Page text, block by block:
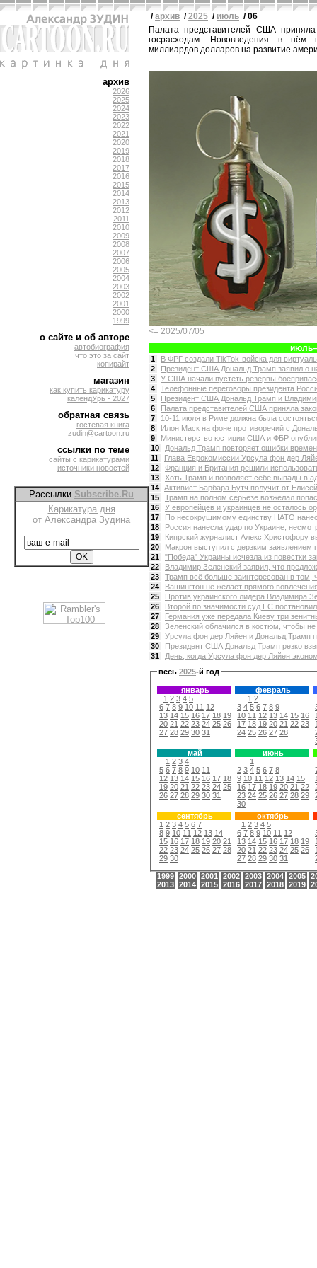
архив
2026
2025
2024
2023
2022
2021
2020
2019
2018
2017
2016
2015
2014
2013
2012
2011
2010
2009
2008
2007
2006
2005
2004
2003
2002
2001
2000
1999
о сайте и об авторе
автобиография
что это за сайт
копирайт
магазин
как купить карикатуру
календУрь - 2027
обратная связь
гостевая книга
zudin@cartoon.ru
ссылки по теме
сайты с карикатурами
источники новостей
Рассылки Subscribe.Ru
Карикатура дня
от Александра Зудина
/архив /2025 / июль / 06
Палата представителей США
госрасходам. Нововведения в нём
миллиардов долларов на развитие
<= 2025/07/05
1
В ФРГ создали TikTok-войска для
2
Президент США Дональд Трамп заявил о
3
У США начали пустеть резервы
4
Телефонные переговоры президента
5
Президент США Дональд Трамп и
6
Палата представителей США приняла
7
10-11 июля в Риме должна была
8
Илон Маск на фоне противоречий с
9
Министерство юстиции США и ФБР
10
Дональд Трамп повторяет ошибки
11
Глава Еврокомиссии Урсула фон дер
12
Франция и Британия решили
13
Хоть Трамп и позволяет себе выпады в
14 Aктивист Барбара Бутч получит от
15
Трамп на полном серьезе возжелал
16
У европейцев и украинцев не осталось
17
По несокрушимому единству НАТО
18
Россия нанесла удар по Украине,
19
Кипрский журналист Алекс Христофору
20
Макрон выступил с дерзким заявлением
21
"Победа" Украины исчезла из повестки
22
Владимир Зеленский заявил, что
23
Трамп всё больше заинтересован в том,
24
Вашингтон не желает прямого
25
Против украинского лидера Владимира
26
Второй по значимости суд ЕС
27
Германия уже передала Киеву три
28
Зеленский облачился в костюм, чтобы
29
Урсула фон дер Ляйен и Дональд Трамп
30
Президент США Дональд Трамп резко
31
День, когда Урсула фон дер Ляйен
весь 2025-й год
январь
1 2 3 4 5
6 7 8 9 10 11 12
13 14 15 16 17 18 19
20 21 22 23 24 25 26
27 28 29 30 31
февраль
1 2
3 4 5 6 7 8 9
10 11 12 13 14 15 16
17 18 19 20 21 22 23
24 25 26 27 28
май
1 2 3 4
5 6 7 8 9 10 11
12 13 14 15 16 17 18
19 20 21 22 23 24 25
26 27 28 29 30 31
июнь
1
2 3 4 5 6 7 8
9 10 11 12 13 14 15
16 17 18 19 20 21 22
23 24 25 26 27 28 29
30
сентябрь
1 2 3 4 5 6 7
8 9 10 11 12 13 14
15 16 17 18 19 20 21
22 23 24 25 26 27 28
29 30
октябрь
1 2 3 4 5
6 7 8 9 10 11 12
13 14 15 16 17 18 19
20 21 22 23 24 25 26
27 28 29 30 31
1999 2000 2001 2002 2003 2004 2005
2013 2014 2015 2016 2017 2018 2019